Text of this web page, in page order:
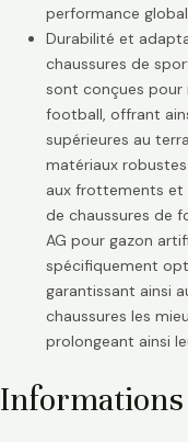
performance
Durabilité et
chaussures de
sont conçues pour
football, offrant
supérieures au
matériaux
aux frottements et
de chaussures de
AG pour gazon
spécifiquement
garantissant ainsi
chaussures les
prolongeant ainsi